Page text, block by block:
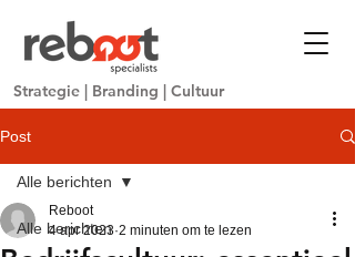
Strategie | Branding | Cultuur
Post
Alle berichten
Alle berichten
Reboot
4 apr 2023 2 minuten om te lezen